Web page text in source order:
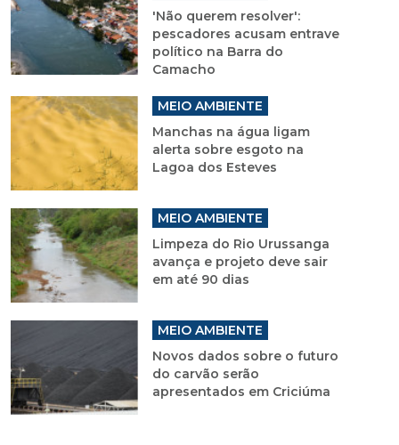
'Não querem resolver':
pescadores acusam entrave
político na Barra do
Camacho
MEIO AMBIENTE
Manchas na água ligam
alerta sobre esgoto na
Lagoa dos Esteves
MEIO AMBIENTE
Limpeza do Rio Urussanga
avança e projeto deve sair
em até 90 dias
MEIO AMBIENTE
Novos dados sobre o futuro
do carvão serão
apresentados em Criciúma